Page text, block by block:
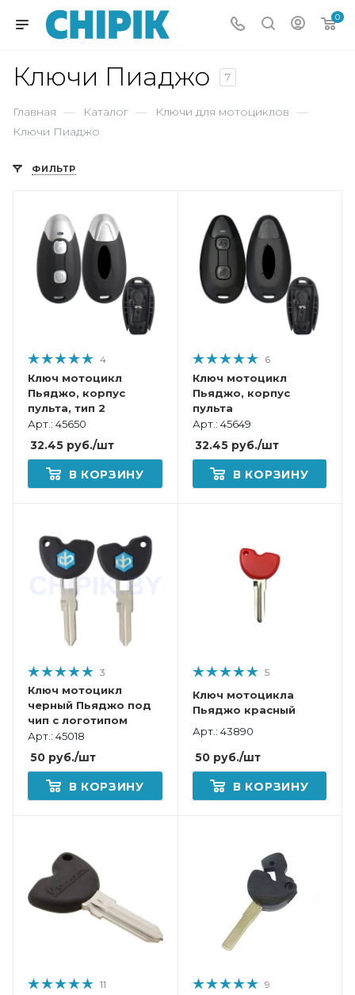
0
Ключи Пиаджо 7
Главная — Каталог — Ключи для мотоциклов —
Ключи Пиаджо
ФИЛЬТР
4
Ключ мотоцикл
Пьяджо, корпус
пульта, тип 2
Арт.: 45650
32.45 руб./шт
В КОРЗИНУ
6
Ключ мотоцикл
Пьяджо, корпус
пульта
Арт.: 45649
32.45руб./шт
В КОРЗИНУ
3
Ключ мотоцикл
черный Пьяджо под
чип с логотипом
Арт.: 45018
50 руб./шт
В КОРЗИНУ
5
Ключ мотоцикла
Пьяджо красный
Арт.: 43890
50руб./шт
В КОРЗИНУ
11 9